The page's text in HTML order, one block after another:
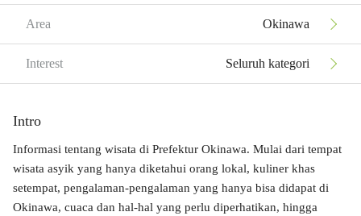
Area Okinawa
Interest Seluruh kategori
Intro
Informasi tentang wisata di Prefektur Okinawa. Mulai dari tempat
wisata asyik yang hanya diketahui orang lokal, kuliner khas
setempat, pengalaman-pengalaman yang hanya bisa didapat di
Okinawa, cuaca dan hal-hal yang perlu diperhatikan, hingga